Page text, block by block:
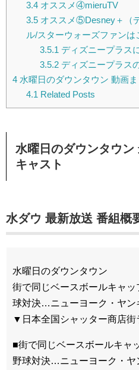
3.4オススメ④mieruTV
3.5オススメ⑤Desney＋（
ル/スターウォーズファンは
3.5.1ディズニープラス
3.5.2ディズニープラス
4 水曜日のダウンタウン 動画
4.1Related Posts
水曜日のダウンタウン
キャスト
水ダウ 最新放送 番組概
水曜日のダウンタウン
街で同じベースボールキャ
球対決…ニューヨーク・ヤン
▼日本全国シャッター商店街
■街で同じベースボールキャ
野球対決…ニューヨーク・ヤ